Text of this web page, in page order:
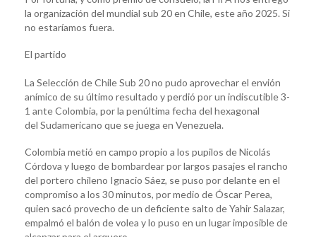
la organización del mundial sub 20 en Chile, este año 2025. Si
no estaríamos fuera.
El partido
La Selección de Chile Sub 20 no pudo aprovechar el envión
anímico de su último resultado y perdió por un indiscutible 3-
1 ante Colombia, por la penúltima fecha del hexagonal
del Sudamericano que se juega en Venezuela.
Colombia metió en campo propio a los pupilos de Nicolás
Córdova y luego de bombardear por largos pasajes el rancho
del portero chileno Ignacio Sáez, se puso por delante en el
compromiso a los 30 minutos, por medio de Óscar Perea,
quien sacó provecho de un deficiente salto de Yahir Salazar,
empalmó el balón de volea y lo puso en un lugar imposible de